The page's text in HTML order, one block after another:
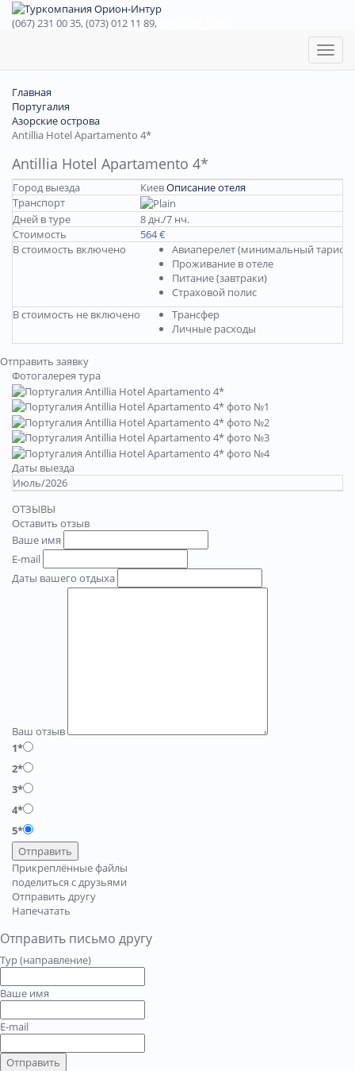
(067) 231 00 35, (073) 012 11 89,
Toggle
Главная
Португалия
Азорские острова
Antillia Hotel Apartamento 4*
Antillia Hotel Apartamento 4*
Город выезда КиевОписание отеля
Транспорт
Дней в туре
8 дн./7 нч.
Стоимость
564 €
В стоимость включено
Авиаперелет (минимальный тариф,
Проживание в отеле
Питание (завтраки)
Страховой полис
В стоимость не включено
Трансфер
Личные расходы
Отправить заявку
Фотогалерея тура
Даты выезда
Июль/2026
ОТЗЫВЫ
Оставить отзыв
Ваше имя
E-mail
Даты вашего отдыха
Ваш отзыв
1*
2*
3*
4*
5*
Отправить
Прикреплённые файлы
поделиться с друзьями
Отправить другу
Напечатать
Отправить письмо другу
Тур (направление)
Ваше имя
E-mail
Отправить